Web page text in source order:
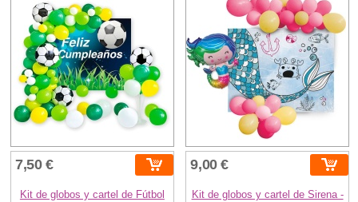
7,50 €
Kit de globos y cartel de Fútbol
9,00 €
Kit de globos y cartel de Sirena -